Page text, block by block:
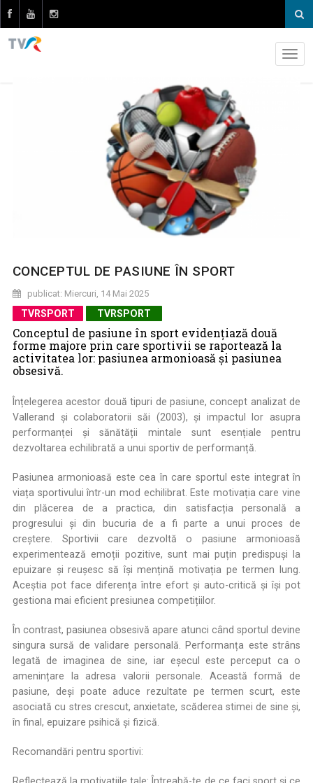
CONCEPTUL DE PASIUNE ÎN SPORT
publicat: Miercuri, 14 Mai 2025
TVRSPORT TVRSPORT
Conceptul de pasiune în sport evidențiază două
forme majore prin care sportivii se raportează la
activitatea lor: pasiunea armonioasă și pasiunea
obsesivă.
Înțelegerea acestor două tipuri de pasiune, concept analizat de
Vallerand și colaboratorii săi (2003), și impactul lor asupra
performanței și sănătății mintale sunt esențiale pentru
dezvoltarea echilibrată a unui sportiv de performanță.
Pasiunea armonioasă este cea în care sportul este integrat în
viața sportivului într-un mod echilibrat. Este motivația care vine
din plăcerea de a practica, din satisfacția personală a
progresului și din bucuria de a fi parte a unui proces de
creștere. Sportivii care dezvoltă o pasiune armonioasă
experimentează emoții pozitive, sunt mai puțin predispuși la
epuizare și reușesc să își mențină motivația pe termen lung.
Aceștia pot face diferența între efort și auto-critică și își pot
gestiona mai eficient presiunea competițiilor.
În contrast, pasiunea obsesivă apare atunci când sportul devine
singura sursă de validare personală. Performanța este strâns
legată de imaginea de sine, iar eșecul este perceput ca o
amenințare la adresa valorii personale. Această formă de
pasiune, deși poate aduce rezultate pe termen scurt, este
asociată cu stres crescut, anxietate, scăderea stimei de sine și,
în final, epuizare psihică și fizică.
Recomandări pentru sportivi: